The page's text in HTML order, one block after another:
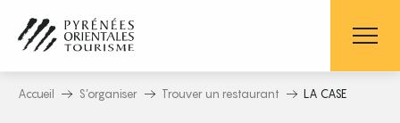
contenu
principal
Accueil S’organiser Trouver un restaurant LA CASE